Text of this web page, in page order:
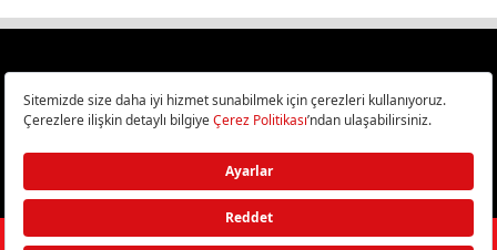
Türkiye
Bilişim ve Teknoloji Haberleri CHIP Online’da!